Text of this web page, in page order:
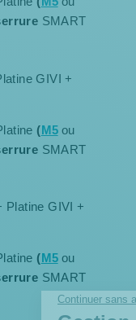
SMART
GIVI +
(M5ou
SMART
Platine GIVI +
(M5ou
SMART